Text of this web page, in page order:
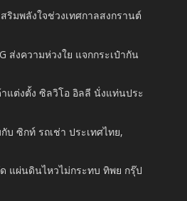
ริมพลังใจช่วงเทศกาลสงกรานต์
ส่งความห่วงใย แจกกระเป๋ากัน
แต่งตั้ง ซิลวิโอ อิลลี นั่งแท่นประ
กับ ซิกท์ รถเช่า ประเทศไทย,
แผ่นดินไหวไม่กระทบ ทิพย กรุ๊ป